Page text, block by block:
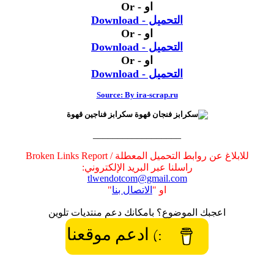
او - Or
التحميل - Download
او - Or
التحميل - Download
او - Or
التحميل - Download
Source: By ira-scrap.ru
للابلاغ عن روابط التحميل المعطلة / Broken Links Report
راسلنا عبر البريد الإلكتروني:
tlwendotcom@gmail.com
او " الاتصال بنا"
اعجبك الموضوع؟ بامكانك دعم منتديات تلوين
:) ادعم موقعنا